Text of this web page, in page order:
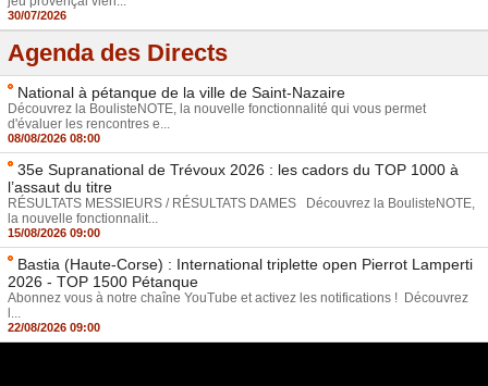
30/07/2026
Agenda des Directs
National à pétanque de la ville de Saint-Nazaire
Découvrez la BoulisteNOTE, la nouvelle fonctionnalité qui vous permet
d'évaluer les rencontres e...
08/08/2026 08:00
35e Supranational de Trévoux 2026 : les cadors du TOP 1000 à
l’assaut du titre
RÉSULTATS MESSIEURS / RÉSULTATS DAMES Découvrez la BoulisteNOTE,
la nouvelle fonctionnalit...
15/08/2026 09:00
Bastia (Haute-Corse) : International triplette open Pierrot Lamperti
2026 - TOP 1500 Pétanque
Abonnez vous à notre chaîne YouTube et activez les notifications ! Découvrez
l...
22/08/2026 09:00